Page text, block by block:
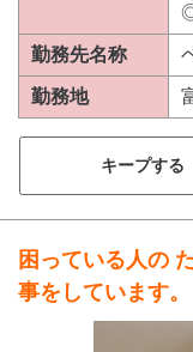
勤務先名称
勤務地
キープする
困っている人の
事をしています。